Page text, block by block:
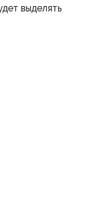
выделять